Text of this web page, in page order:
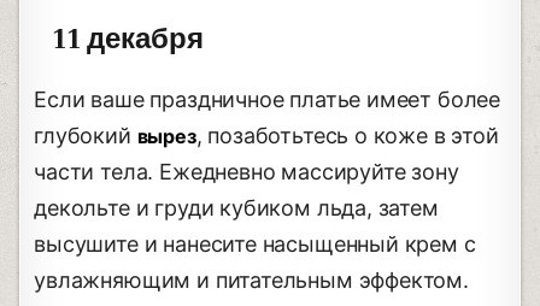
11 декабря
Если ваше праздничное платье имеет более
глубокий вырез, позаботьтесь о коже в этой
части тела. Ежедневно массируйте зону
декольте и груди кубиком льда, затем
высушите и нанесите насыщенный крем с
увлажняющим и питательным эффектом.